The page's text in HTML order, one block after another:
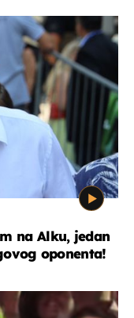
na Alku, jedan
oponenta!